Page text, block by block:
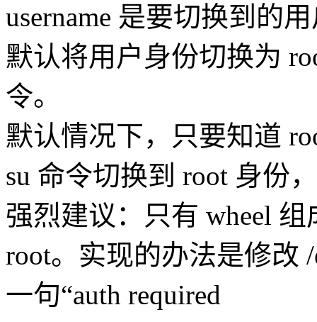
username 是要切换到的
默认将用户身份切换为
令。
默认情况下，只要知道
su 命令切换到 root 身份
强烈建议：只有 wheel
root。实现的办法是修改
一句“auth required